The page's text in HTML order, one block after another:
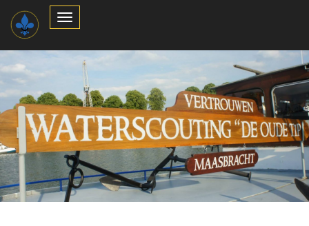
Toggle
Navigation